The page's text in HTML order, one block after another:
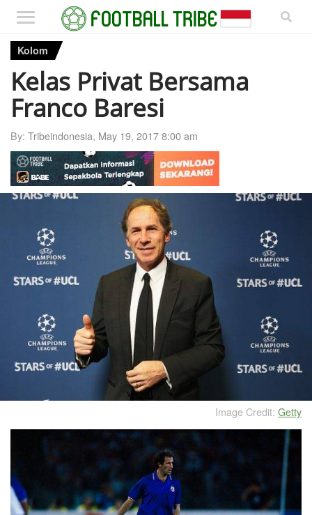
Kolom
Kelas Privat Bersama
Franco Baresi
By: Tribeindonesia, May 19, 2017 8:00 am
Image Credit: Getty